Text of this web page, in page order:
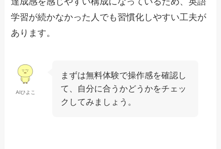
学習が続かなかった人でも習慣化しやすい工夫が
あります。
AIひよこ
まずは無料体験で操作感を確認し
て、自分に合うかどうかをチェッ
クしてみましょう。